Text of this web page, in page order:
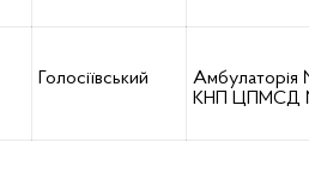
Голосіївський
КНП ЦПМСД